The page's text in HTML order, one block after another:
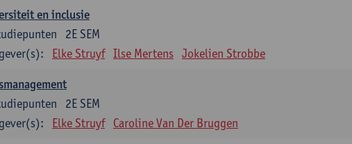
en inclusie
2E SEM
Elke Struyf Ilse Mertens Jokelien Strobbe
2E SEM
Elke Struyf Caroline Van Der Bruggen